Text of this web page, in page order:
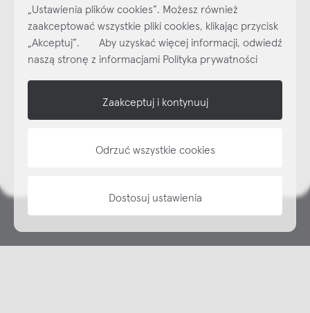
Najlepsze inspiracje i promocje na wyciągnięcie ręki, zapisz się już
dzisiaj do naszego cyklicznego newslettera!
SubskrybujNEWSLETTER
„Ustawienia plików cookies”. Możesz również
zaakceptować wszystkie pliki cookies, klikając przycisk
„Akceptuj”. Aby uzyskać więcej informacji, odwiedź
naszą stronę z informacjami Polityka prywatności
Zaakceptuj i kontynuuj
Odrzuć wszystkie cookies
Dostosuj ustawienia